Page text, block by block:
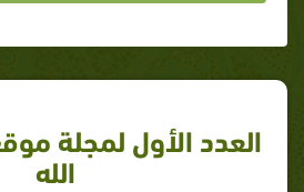
العدد الأول لمجلة
الله